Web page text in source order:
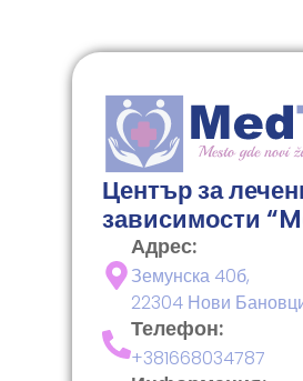
Център за
зависимости
Адрес:
Земунска 40б,
22304 Нови
Телефон:
+381668034787